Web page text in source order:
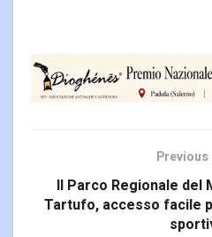
Il Parco Regionale del
Tartufo, accesso facile